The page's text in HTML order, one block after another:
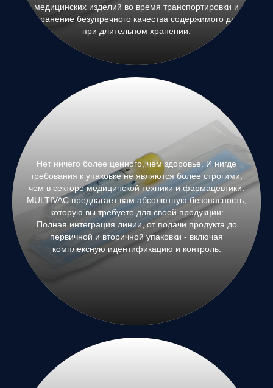
медицинских изделий во время транспортировки и
сохранение безупречного качества содержимого даже
при длительном хранении.
Нет ничего более ценного, чем здоровье. И нигде
требования к упаковке не являются более строгими,
чем в секторе медицинской техники и фармацевтики.
MULTIVAC предлагает вам абсолютную безопасность,
которую вы требуете для своей продукции:
Полная интеграция линии, от подачи продукта до
первичной и вторичной упаковки - включая
комплексную идентификацию и контроль.